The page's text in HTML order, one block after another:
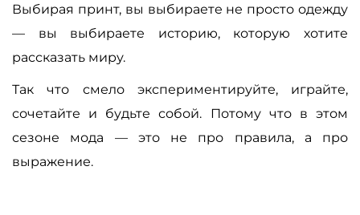
Выбирая принт, вы выбираете не просто одежду
— вы выбираете историю, которую хотите
рассказать миру.
Так что смело экспериментируйте, играйте,
сочетайте и будьте собой. Потому что в этом
сезоне мода — это не про правила, а про
выражение.